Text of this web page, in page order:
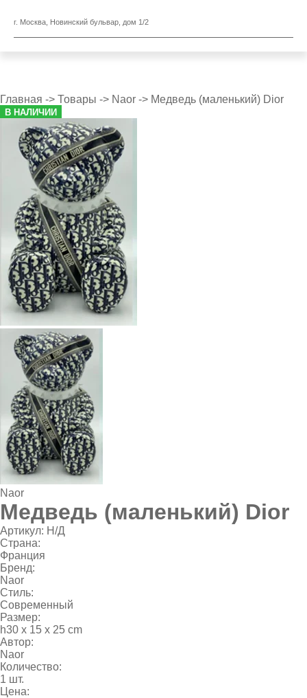
г. Москва, Новинский бульвар, дом 1/2
Главная -> Товары -> Naor -> Медведь (маленький) Dior
В НАЛИЧИИ
Naor
Медведь (маленький) Dior
Артикул: Н/Д
Страна:
Франция
Бренд:
Naor
Стиль:
Современный
Размер:
h30 x 15 x 25 cm
Автор:
Naor
Количество:
1 шт.
Цена: